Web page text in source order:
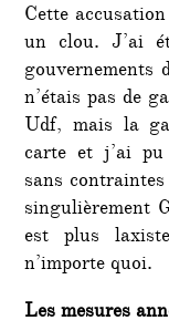
Cette
un clou. J’ai
gouvernements
n’étais pas de
Udf, mais la
carte et j’ai
sans
singulièrement
est plus
n’importe quoi.
Les mesures